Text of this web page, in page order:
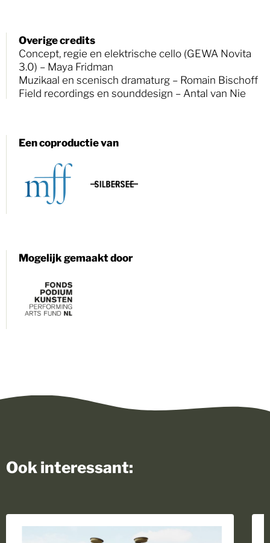
Overige credits
Concept, regie en elektrische cello (GEWA Novita
3.0) – Maya Fridman
Muzikaal en scenisch dramaturg – Romain Bischoff
Field recordings en sounddesign – Antal van Nie
Een coproductie van
Mogelijk gemaakt door
Ook interessant: